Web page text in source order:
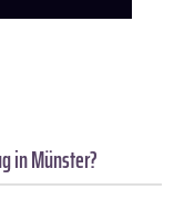
in Münster?